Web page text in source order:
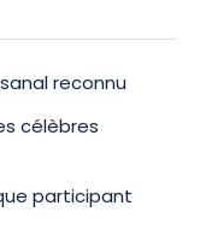
reconnu
célèbres
participant